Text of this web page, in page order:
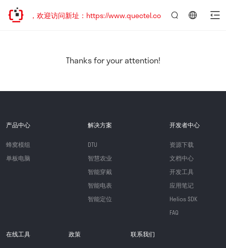
已迁移，欢迎访问新址：https://www.quectel.com.cn
Thanks for your attention!
产品中心
蜂窝模组
单板电脑
解决方案
DTU
智慧农业
智能穿戴
智能电表
智能定位
开发者中心
资源下载
文档中心
开发工具
应用笔记
Helios SDK
FAQ
在线工具 政策 联系我们